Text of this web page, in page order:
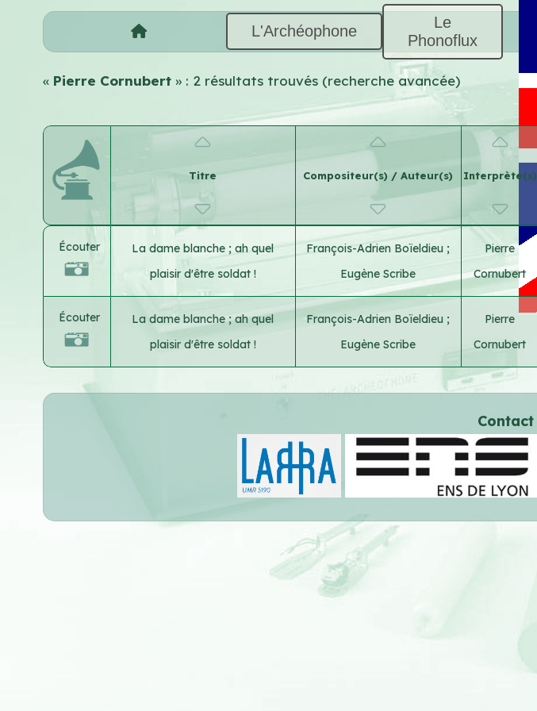
L'Archéophone
Le
Phonoflux
«Pierre Cornubert » : 2 résultats trouvés (recherche avancée)
Titre Compositeur(s) / Auteur(s) Interprète(s)
Écouter
La dame blanche ; ah quel
plaisir d'être soldat !
François-Adrien Boïeldieu ;
Eugène Scribe
Pierre
Cornubert
Écouter
La dame blanche ; ah quel
plaisir d'être soldat !
François-Adrien Boïeldieu ;
Eugène Scribe
Pierre
Cornubert
Contact